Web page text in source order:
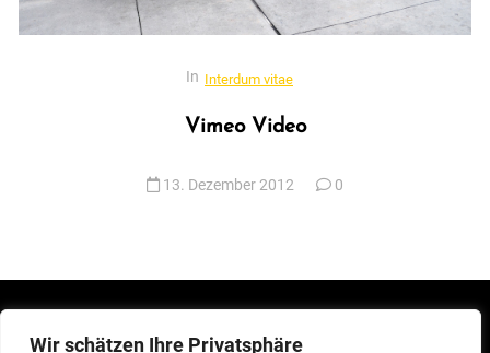
Wir schätzen Ihre Privatsphäre
In Interdum vitae
Vimeo Video
13. Dezember 2012 0